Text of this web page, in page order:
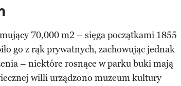
70,000 m2 – sięga początkami 1855
go z rąk prywatnych, zachowując jednak
– niektóre rosnące w parku buki mają
willi urządzono muzeum kultury